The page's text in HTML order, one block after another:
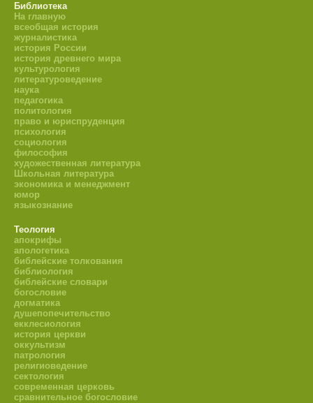
Библиотека
На главную
всеобщая история
журналистика
история России
история древнего мира
культурология
литературоведение
наука
педагогика
политология
право и юриспруденция
психология
социология
философия
художественная литература
Школьная литература
экономика и менеджмент
юмор
языкознание
Теология
апокрифы
апологетика
библейские толкования
библиология
библейские словари
богословие
догматика
душепопечительство
екклесиология
история церкви
оккультизм
патрология
религиоведение
сектология
современная церковь
сравнительное богословие